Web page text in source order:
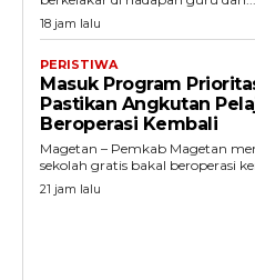
18 jam lalu
PERISTIWA
Masuk Program
Pastikan Angkutan
Beroperasi Kembali
Magetan – Pemkab Magetan
sekolah gratis bakal beroperasi
21 jam lalu